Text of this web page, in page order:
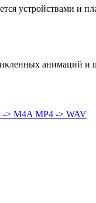
устройствами и
анимаций и
-> M4A MP4 -> WAV